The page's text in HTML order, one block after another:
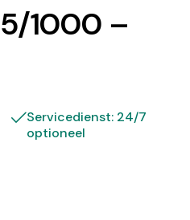
1000 –
Servicedienst: 24/7
optioneel